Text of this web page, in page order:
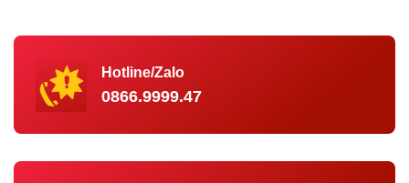
Hotline/Zalo
0866.9999.47